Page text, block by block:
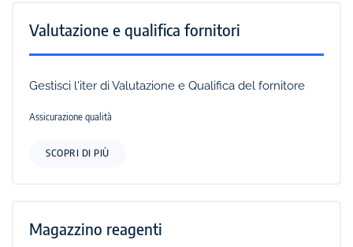
Valutazione e qualifica fornitori
Gestisci l'iter di Valutazione e Qualifica del fornitore
Assicurazione qualità
SCOPRI DI PIÙ
Magazzino reagenti